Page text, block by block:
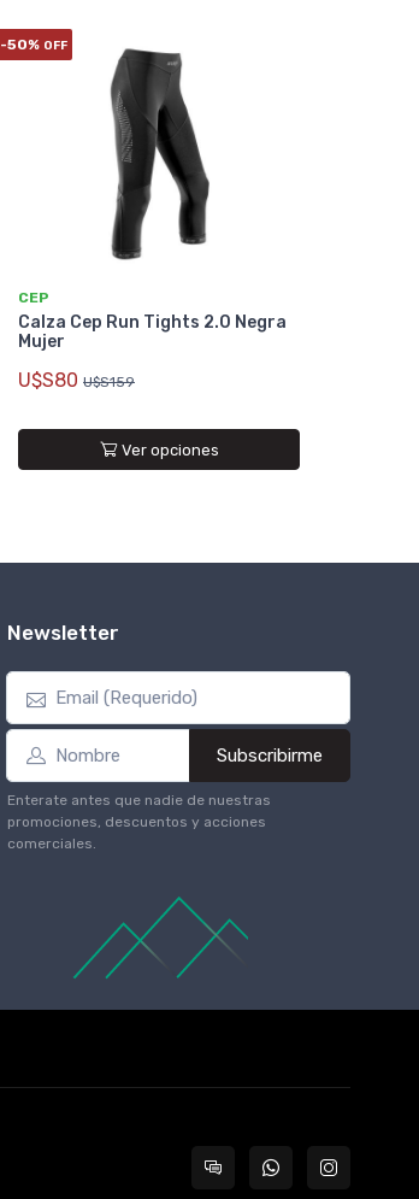
-50% OFF
CEP
Calza Cep Run Tights 2.0 Negra
Mujer
U$S80 U$S159
Ver opciones
Newsletter
Subscribirme
Enterate antes que nadie de nuestras
promociones, descuentos y acciones
comerciales.